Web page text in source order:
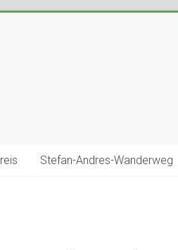
Stefan-Andres-Wanderweg